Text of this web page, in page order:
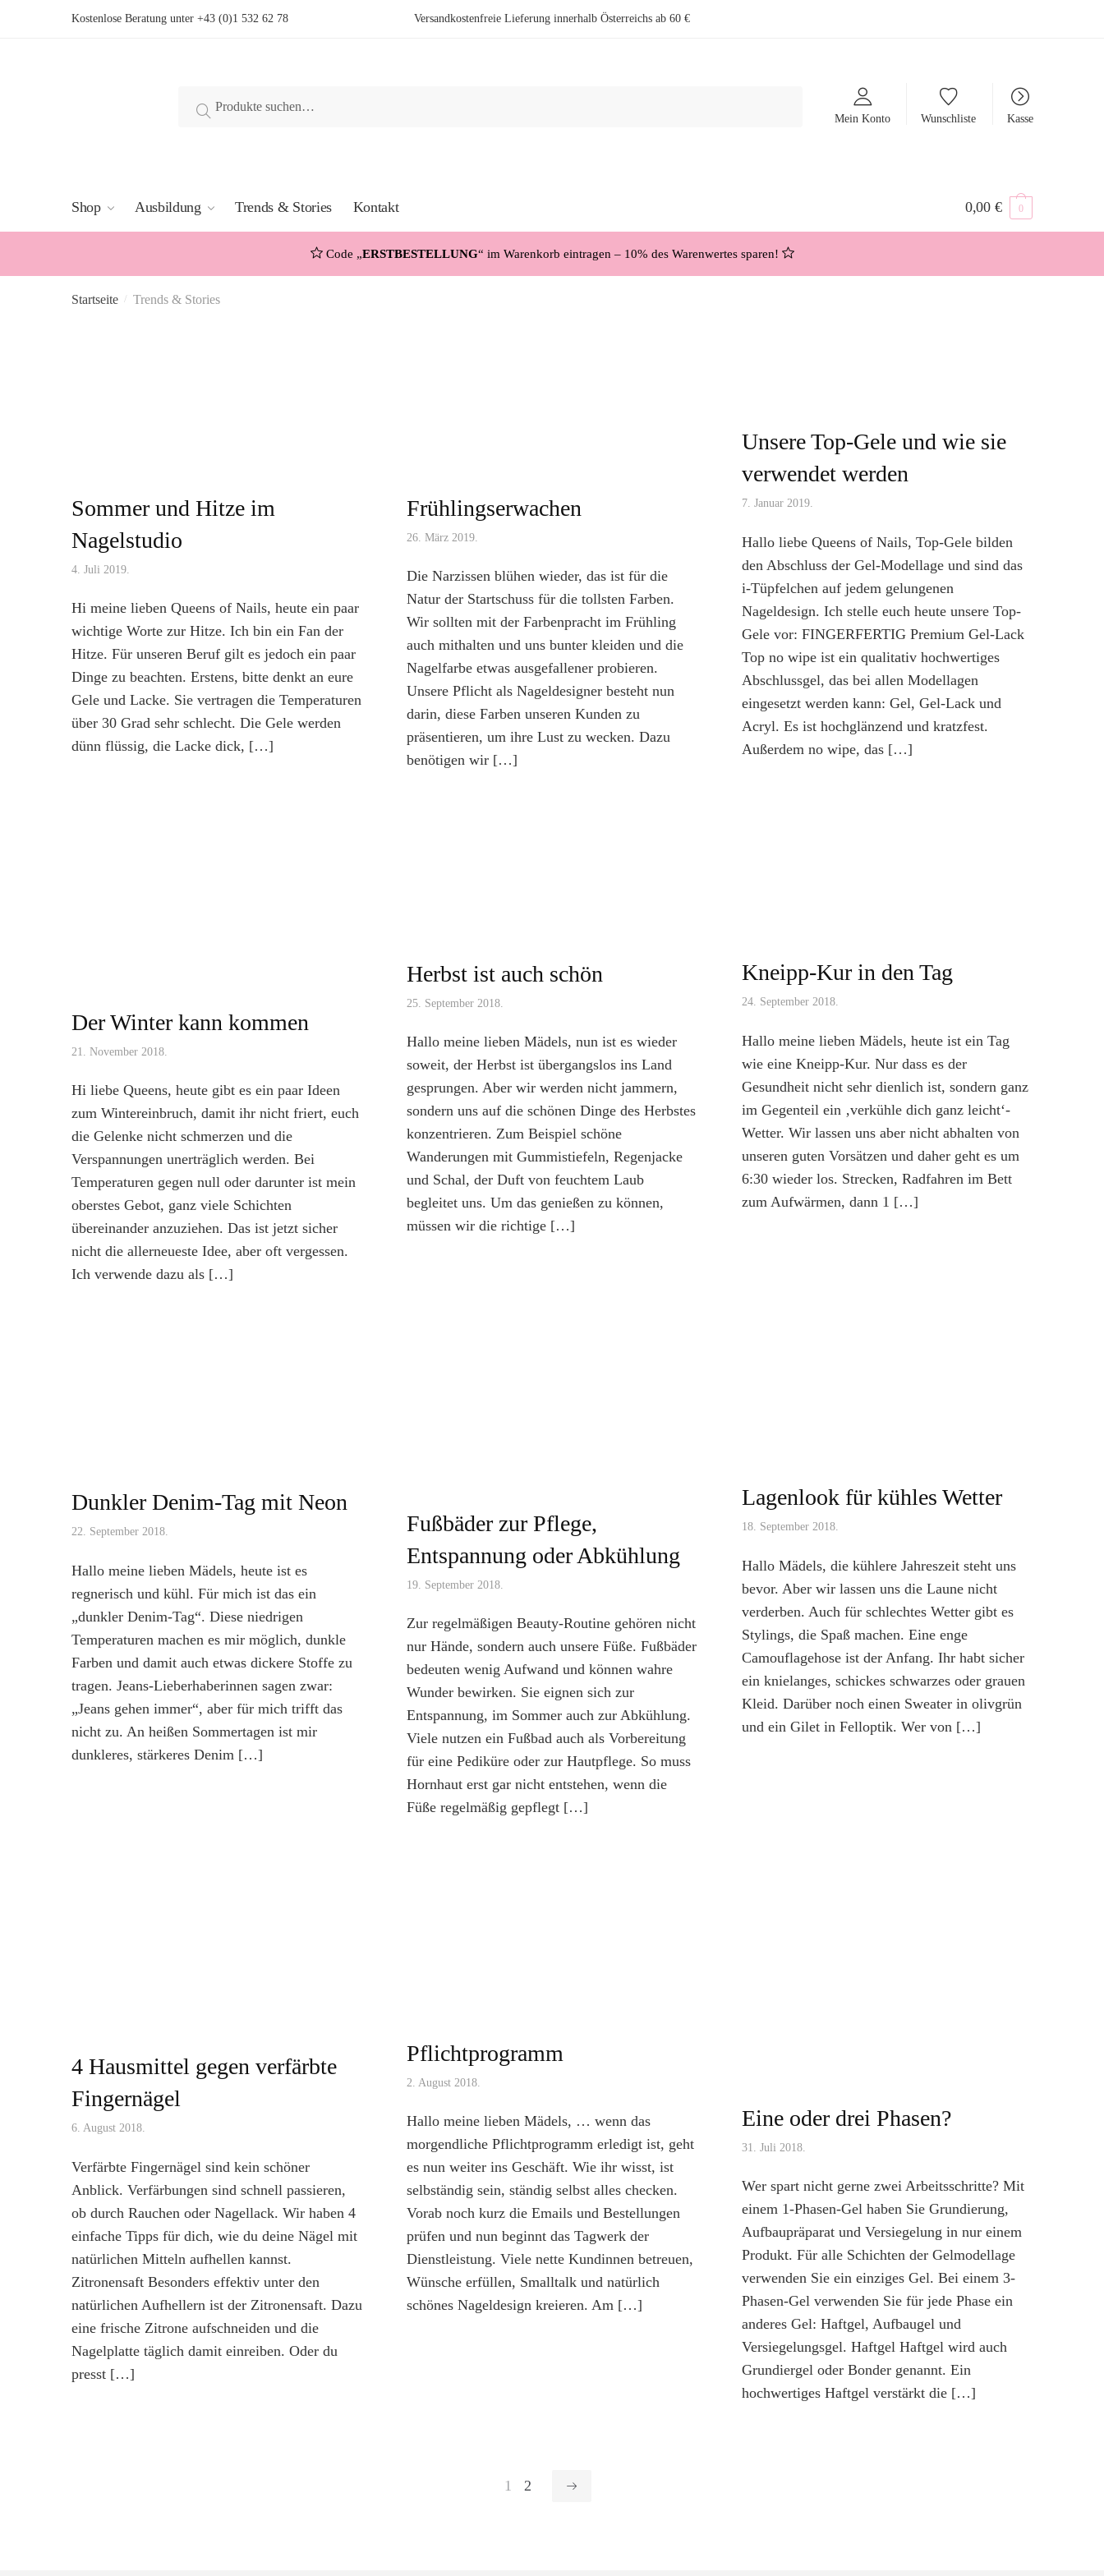
Kostenlose Beratung unter +43 (0)1 532 62 78 Versandkostenfreie Lieferung innerhalb Österreichs ab 60 €
nach:
Suche
Mein Konto Wunschliste Kasse
Shop Ausbildung Trends & Stories Kontakt 0,00 € 0
Code „ERSTBESTELLUNG“ im Warenkorb eintragen – 10% des Warenwertes sparen!
Startseite / Trends & Stories
Sommer und Hitze im
Nagelstudio
4. Juli 2019.
Hi meine lieben Queens of Nails, heute ein paar
wichtige Worte zur Hitze. Ich bin ein Fan der
Hitze. Für unseren Beruf gilt es jedoch ein paar
Dinge zu beachten. Erstens, bitte denkt an eure
Gele und Lacke. Sie vertragen die Temperaturen
über 30 Grad sehr schlecht. Die Gele werden
dünn flüssig, die Lacke dick, […]
Frühlingserwachen
26. März 2019.
Die Narzissen blühen wieder, das ist für die
Natur der Startschuss für die tollsten Farben.
Wir sollten mit der Farbenpracht im Frühling
auch mithalten und uns bunter kleiden und die
Nagelfarbe etwas ausgefallener probieren.
Unsere Pflicht als Nageldesigner besteht nun
darin, diese Farben unseren Kunden zu
präsentieren, um ihre Lust zu wecken. Dazu
benötigen wir […]
Unsere Top-Gele und wie sie
verwendet werden
7. Januar 2019.
Hallo liebe Queens of Nails, Top-Gele bilden
den Abschluss der Gel-Modellage und sind das
i-Tüpfelchen auf jedem gelungenen
Nageldesign. Ich stelle euch heute unsere Top-
Gele vor: FINGERFERTIG Premium Gel-Lack
Top no wipe ist ein qualitativ hochwertiges
Abschlussgel, das bei allen Modellagen
eingesetzt werden kann: Gel, Gel-Lack und
Acryl. Es ist hochglänzend und kratzfest.
Außerdem no wipe, das […]
Der Winter kann kommen
21. November 2018.
Hi liebe Queens, heute gibt es ein paar Ideen
zum Wintereinbruch, damit ihr nicht friert, euch
die Gelenke nicht schmerzen und die
Verspannungen unerträglich werden. Bei
Temperaturen gegen null oder darunter ist mein
oberstes Gebot, ganz viele Schichten
übereinander anzuziehen. Das ist jetzt sicher
nicht die allerneueste Idee, aber oft vergessen.
Ich verwende dazu als […]
Herbst ist auch schön
25. September 2018.
Hallo meine lieben Mädels, nun ist es wieder
soweit, der Herbst ist übergangslos ins Land
gesprungen. Aber wir werden nicht jammern,
sondern uns auf die schönen Dinge des Herbstes
konzentrieren. Zum Beispiel schöne
Wanderungen mit Gummistiefeln, Regenjacke
und Schal, der Duft von feuchtem Laub
begleitet uns. Um das genießen zu können,
müssen wir die richtige […]
Kneipp-Kur in den Tag
24. September 2018.
Hallo meine lieben Mädels, heute ist ein Tag
wie eine Kneipp-Kur. Nur dass es der
Gesundheit nicht sehr dienlich ist, sondern ganz
im Gegenteil ein ‚verkühle dich ganz leicht‘-
Wetter. Wir lassen uns aber nicht abhalten von
unseren guten Vorsätzen und daher geht es um
6:30 wieder los. Strecken, Radfahren im Bett
zum Aufwärmen, dann 1 […]
Dunkler Denim-Tag mit Neon
22. September 2018.
Hallo meine lieben Mädels, heute ist es
regnerisch und kühl. Für mich ist das ein
„dunkler Denim-Tag“. Diese niedrigen
Temperaturen machen es mir möglich, dunkle
Farben und damit auch etwas dickere Stoffe zu
tragen. Jeans-Lieberhaberinnen sagen zwar:
„Jeans gehen immer“, aber für mich trifft das
nicht zu. An heißen Sommertagen ist mir
dunkleres, stärkeres Denim […]
Fußbäder zur Pflege,
Entspannung oder Abkühlung
19. September 2018.
Zur regelmäßigen Beauty-Routine gehören nicht
nur Hände, sondern auch unsere Füße. Fußbäder
bedeuten wenig Aufwand und können wahre
Wunder bewirken. Sie eignen sich zur
Entspannung, im Sommer auch zur Abkühlung.
Viele nutzen ein Fußbad auch als Vorbereitung
für eine Pediküre oder zur Hautpflege. So muss
Hornhaut erst gar nicht entstehen, wenn die
Füße regelmäßig gepflegt […]
Lagenlook für kühles Wetter
18. September 2018.
Hallo Mädels, die kühlere Jahreszeit steht uns
bevor. Aber wir lassen uns die Laune nicht
verderben. Auch für schlechtes Wetter gibt es
Stylings, die Spaß machen. Eine enge
Camouflagehose ist der Anfang. Ihr habt sicher
ein knielanges, schickes schwarzes oder grauen
Kleid. Darüber noch einen Sweater in olivgrün
und ein Gilet in Felloptik. Wer von […]
4 Hausmittel gegen verfärbte
Fingernägel
6. August 2018.
Verfärbte Fingernägel sind kein schöner
Anblick. Verfärbungen sind schnell passieren,
ob durch Rauchen oder Nagellack. Wir haben 4
einfache Tipps für dich, wie du deine Nägel mit
natürlichen Mitteln aufhellen kannst.
Zitronensaft Besonders effektiv unter den
natürlichen Aufhellern ist der Zitronensaft. Dazu
eine frische Zitrone aufschneiden und die
Nagelplatte täglich damit einreiben. Oder du
presst […]
Pflichtprogramm
2. August 2018.
Hallo meine lieben Mädels, … wenn das
morgendliche Pflichtprogramm erledigt ist, geht
es nun weiter ins Geschäft. Wie ihr wisst, ist
selbständig sein, ständig selbst alles checken.
Vorab noch kurz die Emails und Bestellungen
prüfen und nun beginnt das Tagwerk der
Dienstleistung. Viele nette Kundinnen betreuen,
Wünsche erfüllen, Smalltalk und natürlich
schönes Nageldesign kreieren. Am […]
Eine oder drei Phasen?
31. Juli 2018.
Wer spart nicht gerne zwei Arbeitsschritte? Mit
einem 1-Phasen-Gel haben Sie Grundierung,
Aufbaupräparat und Versiegelung in nur einem
Produkt. Für alle Schichten der Gelmodellage
verwenden Sie ein einziges Gel. Bei einem 3-
Phasen-Gel verwenden Sie für jede Phase ein
anderes Gel: Haftgel, Aufbaugel und
Versiegelungsgel. Haftgel Haftgel wird auch
Grundiergel oder Bonder genannt. Ein
hochwertiges Haftgel verstärkt die […]
1 2